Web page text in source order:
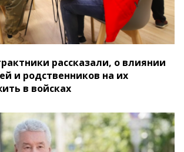
рассказали, о влиянии
и родственников на их
в войсках